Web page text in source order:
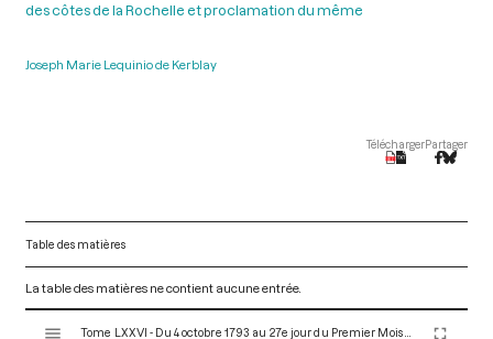
des côtes de la Rochelle et proclamation du même
Joseph Marie Lequinio de Kerblay
TéléchargerPartager
Table des matières
La table des matières ne contient aucune entrée.